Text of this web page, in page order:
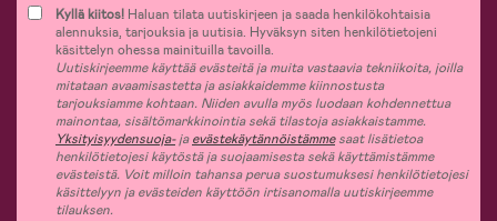
Kyllä kiitos! Haluan tilata uutiskirjeen ja saada henkilökohtaisia
alennuksia, tarjouksia ja uutisia. Hyväksyn siten henkilötietojeni
käsittelyn ohessa mainituilla tavoilla.
Uutiskirjeemme käyttää evästeitä ja muita vastaavia tekniikoita, joilla
mitataan avaamisastetta ja asiakkaidemme kiinnostusta
tarjouksiamme kohtaan. Niiden avulla myös luodaan kohdennettua
mainontaa, sisältömarkkinointia sekä tilastoja asiakkaistamme.
Yksityisyydensuoja-jaevästekäytännöistämmesaat lisätietoa
henkilötietojesi käytöstä ja suojaamisesta sekä käyttämistämme
evästeistä. Voit milloin tahansa perua suostumuksesi henkilötietojesi
käsittelyyn ja evästeiden käyttöön irtisanomalla uutiskirjeemme
tilauksen.